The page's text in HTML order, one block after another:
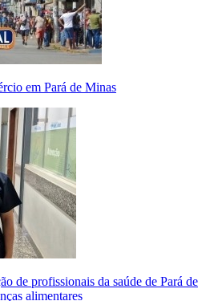
em Pará de Minas
de profissionais da saúde de Pará de
alimentares